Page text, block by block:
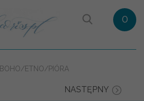
0
BOHO/ETNO/PIÓRA
NASTĘPNY